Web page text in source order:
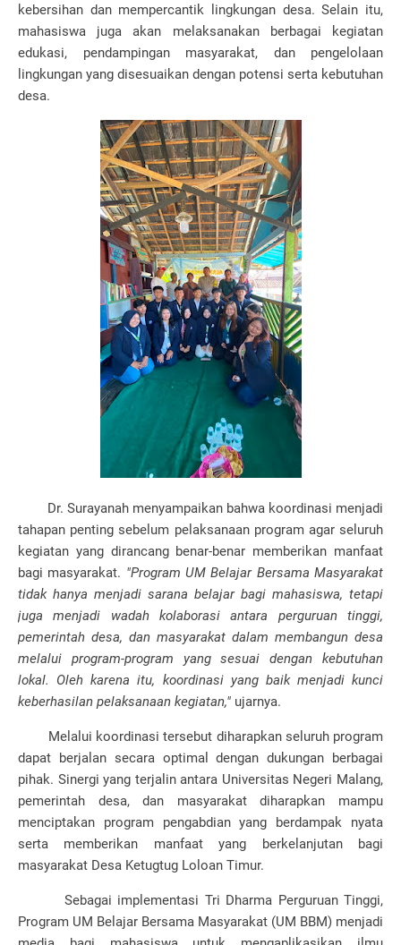
kebersihan dan mempercantik lingkungan desa. Selain itu,
mahasiswa juga akan melaksanakan berbagai kegiatan
edukasi, pendampingan masyarakat, dan pengelolaan
lingkungan yang disesuaikan dengan potensi serta kebutuhan
desa.
Dr. Surayanah menyampaikan bahwa koordinasi menjadi
tahapan penting sebelum pelaksanaan program agar seluruh
kegiatan yang dirancang benar-benar memberikan manfaat
bagi masyarakat. "Program UM Belajar Bersama Masyarakat
tidak hanya menjadi sarana belajar bagi mahasiswa, tetapi
juga menjadi wadah kolaborasi antara perguruan tinggi,
pemerintah desa, dan masyarakat dalam membangun desa
melalui program-program yang sesuai dengan kebutuhan
lokal. Oleh karena itu, koordinasi yang baik menjadi kunci
keberhasilan pelaksanaan kegiatan," ujarnya.
Melalui koordinasi tersebut diharapkan seluruh program
dapat berjalan secara optimal dengan dukungan berbagai
pihak. Sinergi yang terjalin antara Universitas Negeri Malang,
pemerintah desa, dan masyarakat diharapkan mampu
menciptakan program pengabdian yang berdampak nyata
serta memberikan manfaat yang berkelanjutan bagi
masyarakat Desa Ketugtug Loloan Timur.
Sebagai implementasi Tri Dharma Perguruan Tinggi,
Program UM Belajar Bersama Masyarakat (UM BBM) menjadi